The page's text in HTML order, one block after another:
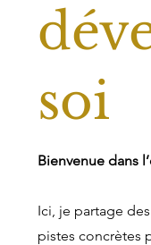
soi
Bienvenue dans
Ici, je partage
pistes concrètes